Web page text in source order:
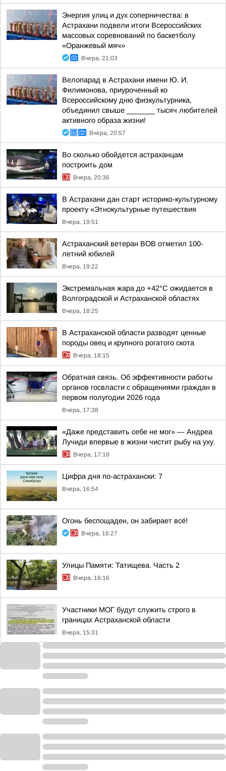
Энергия улиц и дух соперничества: в
Астрахани подвели итоги Всероссийских
массовых соревнований по баскетболу
«Оранжевый мяч»
Вчера, 21:03
Велопарад в Астрахани имени Ю. И.
Филимонова, приуроченный ко
Всероссийскому дню физкультурника,
объединил свыше _______ тысяч любителей
активного образа жизни!
Вчера, 20:57
Во сколько обойдется астраханцам
построить дом
Вчера, 20:36
В Астрахани дан старт историко-культурному
проекту «Этнокультурные путешествия
Вчера, 19:51
Астраханский ветеран ВОВ отметил 100-
летний юбилей
Вчера, 19:22
Экстремальная жара до +42°C ожидается в
Волгоградской и Астраханской областях
Вчера, 18:25
В Астраханской области разводят ценные
породы овец и крупного рогатого скота
Вчера, 18:15
Обратная связь. Об эффективности работы
органов госвласти с обращениями граждан в
первом полугодии 2026 года
Вчера, 17:38
«Даже представить себе не мог» — Андреа
Лучиди впервые в жизни чистит рыбу на уху.
Вчера, 17:18
Цифра дня по-астрахански: 7
Вчера, 16:54
Огонь беспощаден, он забирает всё!
Вчера, 16:27
Улицы Памяти: Татищева. Часть 2
Вчера, 16:16
Участники МОГ будут служить строго в
границах Астраханской области
Вчера, 15:31